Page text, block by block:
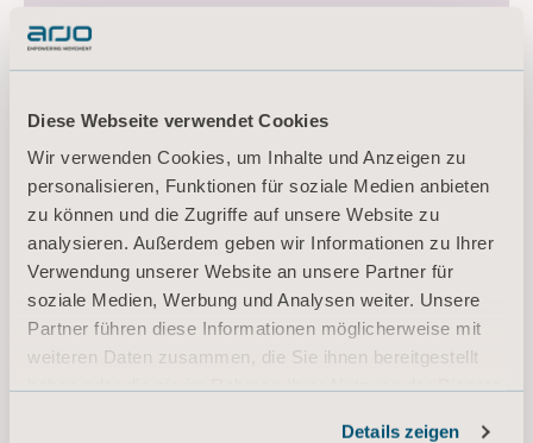
Diese Webseite verwendet Cookies
Wir verwenden Cookies, um Inhalte und Anzeigen zu
personalisieren, Funktionen für soziale Medien anbieten
zu können und die Zugriffe auf unsere Website zu
analysieren. Außerdem geben wir Informationen zu Ihrer
Verwendung unserer Website an unsere Partner für
soziale Medien, Werbung und Analysen weiter. Unsere
Partner führen diese Informationen möglicherweise mit
weiteren Daten zusammen, die Sie ihnen bereitgestellt
Details zeigen
Dieses Produkt
entdecken